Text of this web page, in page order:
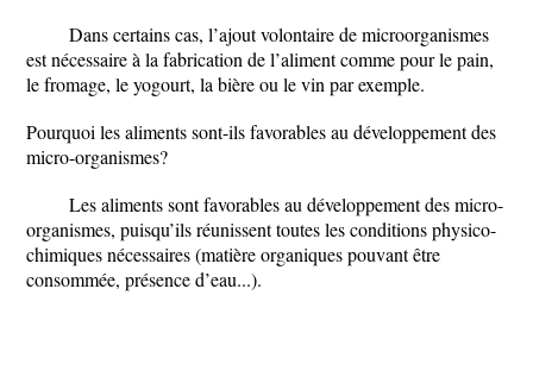
Dans certains cas, l’ajout volontaire de microorganismes
est nécessaire à la fabrication de l’aliment comme pour le pain,
le fromage, le yogourt, la bière ou le vin par exemple.
Pourquoi les aliments sont-ils favorables au développement des
micro-organismes?
Les aliments sont favorables au développement des micro-
organismes, puisqu’ils réunissent toutes les conditions physico-
chimiques nécessaires (matière organiques pouvant être
consommée, présence d’eau...).